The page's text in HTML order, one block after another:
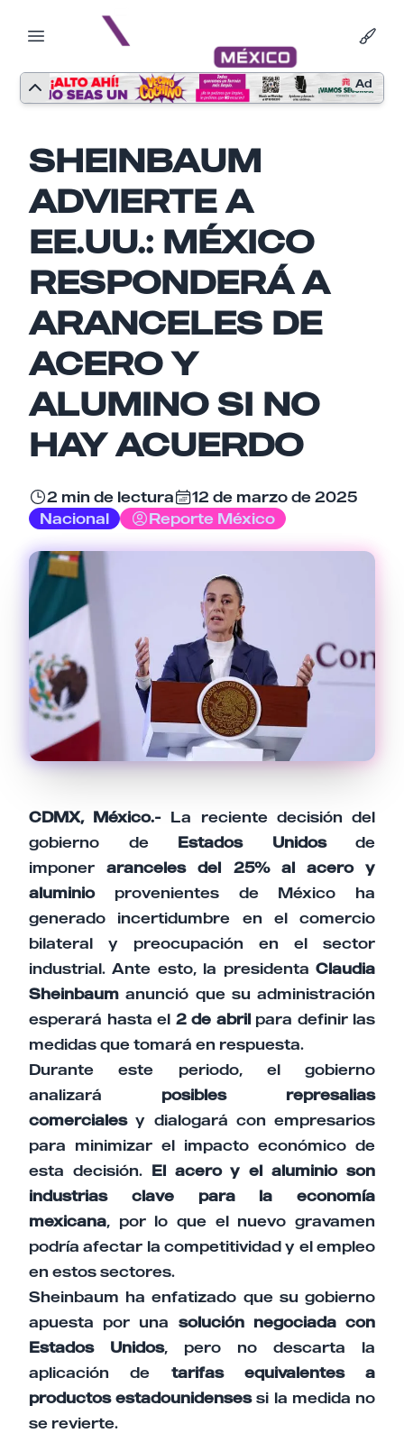
Ad
SHEINBAUM
ADVIERTE A
EE.UU.: MÉXICO
RESPONDERÁ A
ARANCELES DE
ACERO Y
ALUMINO SI NO
HAY ACUERDO
2 min de lectura
12 de marzo de 2025
Nacional
Reporte México
CDMX, México.- La reciente decisión del
gobierno de Estados Unidosde
imponeraranceles del 25% al acero y
aluminioprovenientes de México ha
generado incertidumbre en el comercio
bilateral y preocupación en el sector
industrial. Ante esto, la presidenta Claudia
Sheinbaum anunció que su administración
esperará hasta el 2 de abrilpara definir las
medidas que tomará en respuesta.
Durante este periodo, el gobierno
analizará posibles represalias
comercialesy dialogará con empresarios
para minimizar el impacto económico de
esta decisión. El acero y el aluminio son
industrias clave para la economía
mexicana, por lo que el nuevo gravamen
podría afectar la competitividad y el empleo
en estos sectores.
Sheinbaum ha enfatizado que su gobierno
apuesta por una solución negociada con
Estados Unidos, pero no descarta la
aplicación de tarifas equivalentes a
productos estadounidensessi la medida no
se revierte.
Nombre
Email
Tu comentario
Cancelar Enviar comentario